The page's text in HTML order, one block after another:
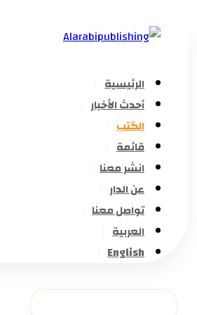
الرئيسية
أحدث الأخبار
الكتب
قائمة
انشر معنا
عن الدار
تواصل معنا
العربية
English